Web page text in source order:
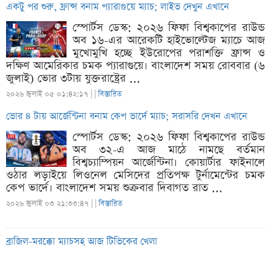
একটু পর শুরু, ফ্রান্স বনাম প্যারাগুয়ে ম্যাচ; লাইভ দেখুন এখানে
স্পোর্টস ডেস্ক: ২০২৬ ফিফা বিশ্বকাপের রাউন্ড
অব ১৬-এর আরেকটি হাইভোল্টেজ ম্যাচে আজ
মুখোমুখি হচ্ছে ইউরোপের পরাশক্তি ফ্রান্স ও
দক্ষিণ আমেরিকার চমক প্যারাগুয়ে। বাংলাদেশ সময় রোববার (৬
জুলাই) ভোর ৩টায় যুক্তরাষ্ট্রের ...
২০২৬ জুলাই ০৫ ০১:৪২:১৭ | |বিস্তারিত
ভোর ৪ টায় আর্জেন্টিনা বনাম কেপ ভার্দে ম্যাচ; সরাসরি দেখন এখানে
স্পোর্টস ডেস্ক: ২০২৬ ফিফা বিশ্বকাপের রাউন্ড
অব ৩২-এ আজ মাঠে নামছে বর্তমান
বিশ্বচ্যাম্পিয়ন আর্জেন্টিনা। কোয়ার্টার ফাইনালে
ওঠার লড়াইয়ে লিওনেল মেসিদের প্রতিপক্ষ টুর্নামেন্টের চমক
কেপ ভার্দে। বাংলাদেশ সময় শুক্রবার দিবাগত রাত ...
২০২৬ জুলাই ০৩ ২১:৩৩:৪৭ | |বিস্তারিত
ব্রাজিল-মরক্কো ম্যাচসহ আজ টিভিকের খেলা